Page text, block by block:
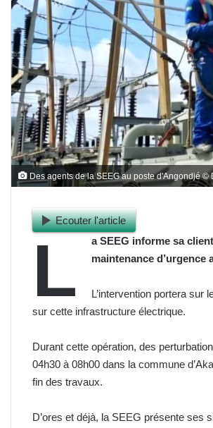
Des agents de la SEEG au poste d'Angondjé ©
Ecouter l'article
L
a SEEG informe sa
maintenance d’urgence
L’intervention portera sur
sur cette infrastructure électrique.
Durant cette opération, des
04h30 à 08h00 dans la commune
fin des travaux.
D’ores et déjà, la SEEG présente ses